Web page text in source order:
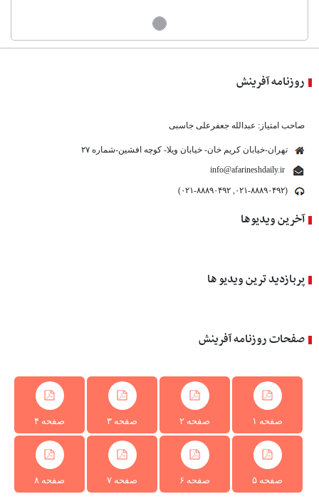
روزنامه آفرینش
صاحب امتیاز: عبدالله جعفرعلی جاسبی
تهران-خیابان کریم خان- خیابان ویلا- کوچه افشین-شماره ۲۷
info@afarineshdaily.ir
(۰۲۱-۸۸۸۹۰۴۹۲, ۰۲۱-۸۸۸۹۰۴۹۲)
آخرین ویدیوها
پربازدید ترین ویدیو ها
صفحات روزنامه آفرینش
صفحه ۱ صفحه ۲ صفحه ۳ صفحه ۴
صفحه ۵ صفحه ۶ صفحه ۷ صفحه ۸